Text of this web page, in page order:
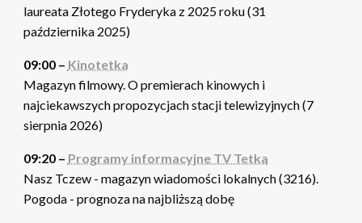
laureata Złotego Fryderyka z 2025 roku (31
października 2025)
09:00 – Kinotetka
Magazyn filmowy. O premierach kinowych i
najciekawszych propozycjach stacji telewizyjnych (7
sierpnia 2026)
09:20 – Programy informacyjne TV Tetka
Nasz Tczew - magazyn wiadomości lokalnych (3216).
Pogoda - prognoza na najbliższą dobę